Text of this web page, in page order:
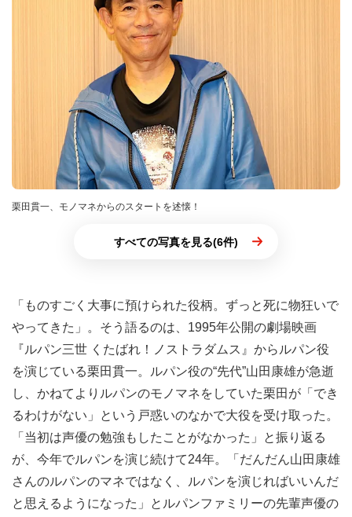
栗田貫一、モノマネからのスタートを述懐！
すべての写真を見る(6件)
「ものすごく大事に預けられた役柄。ずっと死に物狂いで
やってきた」。そう語るのは、1995年公開の劇場映画
『ルパン三世 くたばれ！ノストラダムス』からルパン役
を演じている栗田貫一。ルパン役の“先代”山田康雄が急逝
し、かねてよりルパンのモノマネをしていた栗田が「でき
るわけがない」という戸惑いのなかで大役を受け取った。
「当初は声優の勉強もしたことがなかった」と振り返る
が、今年でルパンを演じ続けて24年。「だんだん山田康雄
さんのルパンのマネではなく、ルパンを演じればいいんだ
と思えるようになった」とルパンファミリーの先輩声優の